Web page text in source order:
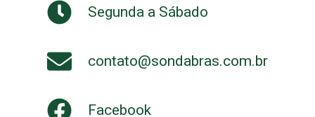
Segunda a Sábado
contato@sondabras.com.br
Facebook